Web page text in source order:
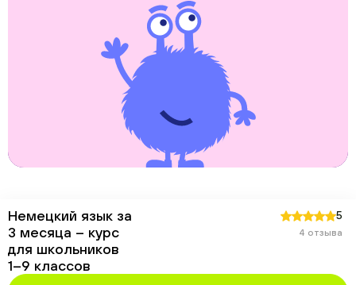
Немецкий язык за
3 месяца – курс
для школьников
1–9 классов
5
4 отзыва